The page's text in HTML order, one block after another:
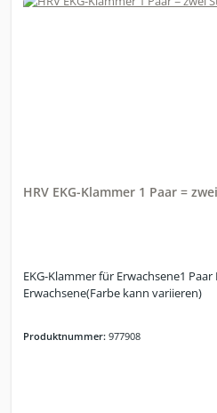
HRV EKG-Klammer 1 Paar =
EKG-Klammer für Erwachsene1
Erwachsene(Farbe kann variieren)
Produktnummer: 977908